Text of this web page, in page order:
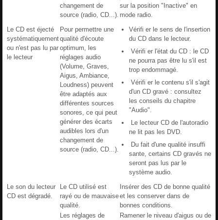
changement de
source (radio, CD...).
sur la position "Inactive" en
mode radio.
Le CD est éjecté
systématiquement
ou n'est pas lu par
le lecteur
Pour permettre une
qualité d'écoute
optimum, les
réglages audio
(Volume, Graves,
Aigus, Ambiance,
Loudness) peuvent
être adaptés aux
différentes sources
sonores, ce qui peut
générer des écarts
audibles lors d'un
changement de
source (radio, CD...).
Vérifi er le sens de l'insertion
du CD dans le lecteur.
Vérifi er l'état du CD : le CD
ne pourra pas être lu s'il est
trop endommagé.
Vérifi er le contenu s'il s'agit
d'un CD gravé : consultez
les conseils du chapitre
"Audio".
Le lecteur CD de l'autoradio
ne lit pas les DVD.
Du fait d'une qualité insuffi
sante, certains CD gravés ne
seront pas lus par le
système audio.
Le son du lecteur
CD est dégradé.
Le CD utilisé est
rayé ou de mauvaise
qualité.
Insérer des CD de bonne qualité
et les conserver dans de
bonnes conditions.
Les réglages de
Ramener le niveau d'aigus ou de